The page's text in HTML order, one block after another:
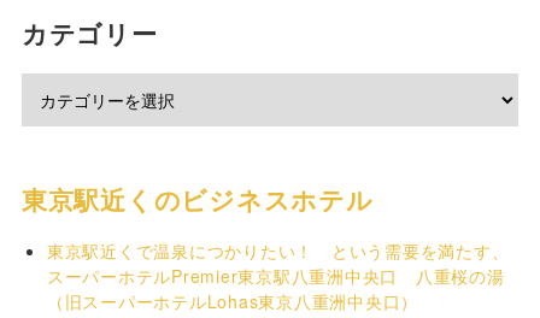
カテゴリー
東京駅近くのビジネスホテル
東京駅近くで温泉につかりたい！ という需要を満たす、
スーパーホテルPremier東京駅八重洲中央口 八重桜の湯
（旧スーパーホテルLohas東京八重洲中央口）